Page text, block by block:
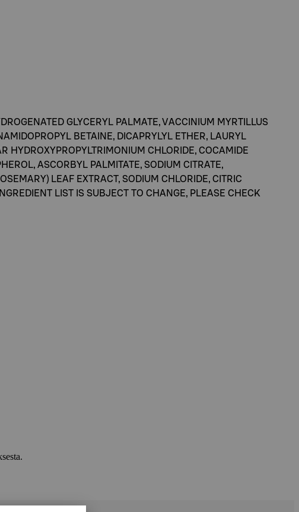
GLYCERYL PALMATE, VACCINIUM MYRTILLUS
BETAINE, DICAPRYLYL ETHER, LAURYL
HYDROXYPROPYLTRIMONIUM CHLORIDE, COCAMIDE
ASCORBYL PALMITATE, SODIUM CITRATE,
LEAF EXTRACT, SODIUM CHLORIDE, CITRIC
LIST IS SUBJECT TO CHANGE, PLEASE CHECK